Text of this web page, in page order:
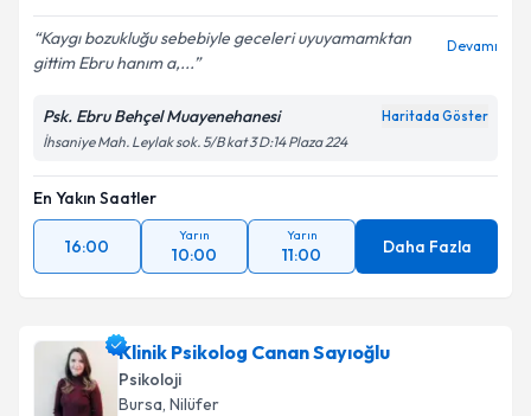
Kaygı bozukluğu sebebiyle geceleri uyuyamamktan
gittim Ebru hanım a,...
Devamı
Psk. Ebru Behçel Muayenehanesi Haritada Göster
İhsaniye Mah. Leylak sok. 5/B kat 3 D:14 Plaza 224
En Yakın Saatler
16:00
Yarın
10:00
Yarın
11:00 Daha Fazla
Klinik Psikolog Canan Sayıoğlu
Psikoloji
Bursa, Nilüfer